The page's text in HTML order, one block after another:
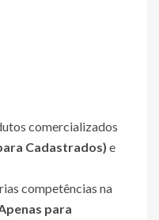
comercializados
Cadastrados) e
competências na
para